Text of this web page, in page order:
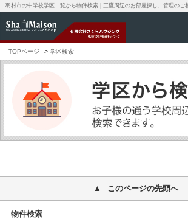
TOPページ 学区検索
このページの先頭へ
物件検索